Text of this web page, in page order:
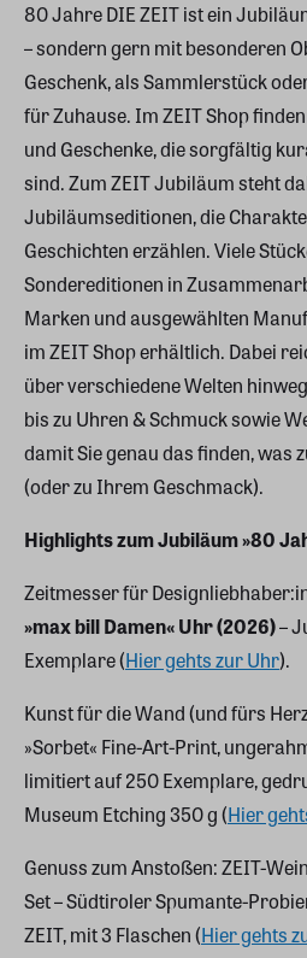
80 Jahre DIE ZEIT ist ein
– sondern gern mit besonderen
Geschenk, als Sammlerstück
für Zuhause. Im ZEIT Shop
und Geschenke, die sorgfältig
sind. Zum ZEIT Jubiläum steht
Jubiläumseditionen, die
Geschichten erzählen. Viele
Sondereditionen in
Marken und ausgewählten
im ZEIT Shop erhältlich. Dabei
über verschiedene Welten
bis zu Uhren & Schmuck sowie
damit Sie genau das finden, was
(oder zu Ihrem Geschmack).
Highlights zum Jubiläum »80
Zeitmesser für
»max bill Damen« Uhr (2026)–
Exemplare (Hier gehts zur Uhr).
Kunst für die Wand (und fürs
»Sorbet« Fine-Art-Print,
limitiert auf 250 Exemplare,
Museum Etching 350 g (Hier
Genuss zum Anstoßen: ZEIT-
Set – Südtiroler Spumante-
ZEIT, mit 3 Flaschen (Hier gehts